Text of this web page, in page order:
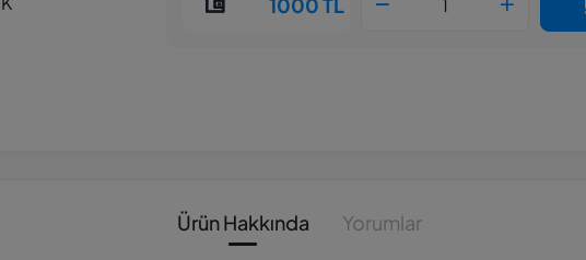
Ürün Hakkında Yorumlar